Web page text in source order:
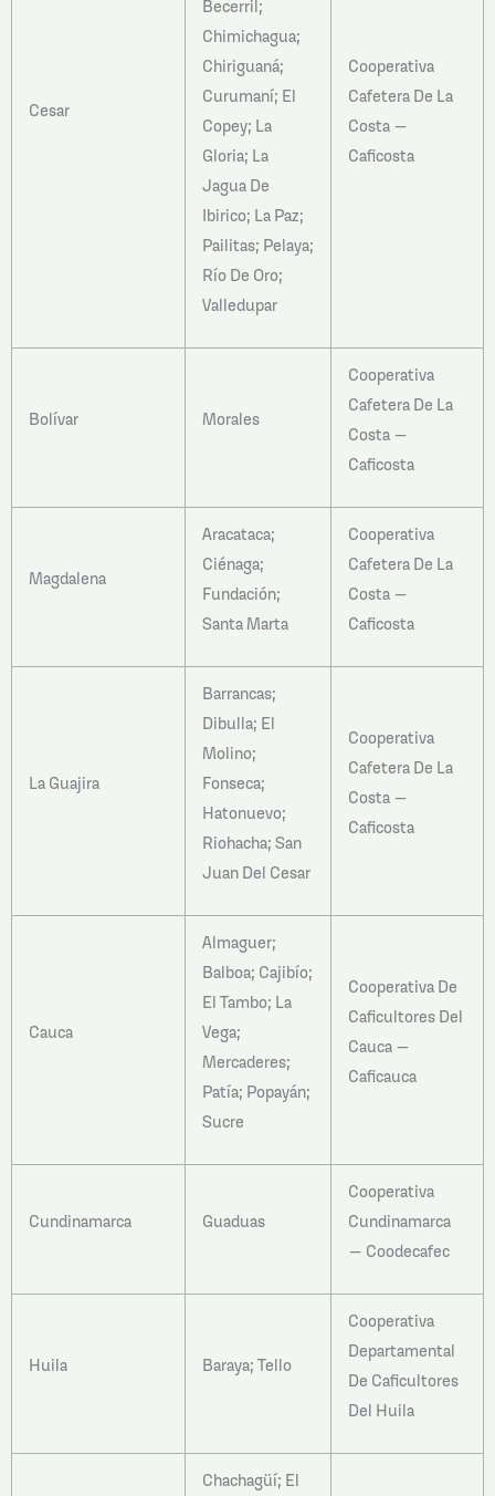
Cesar
Becerril;
Chimichagua;
Chiriguaná;
Curumaní; El
Copey; La
Gloria; La
Jagua De
Ibirico; La Paz;
Pailitas; Pelaya;
Río De Oro;
Valledupar
Cooperativa
Cafetera De La
Costa –
Caficosta
Bolívar Morales
Cooperativa
Cafetera De La
Costa –
Caficosta
Magdalena
Aracataca;
Ciénaga;
Fundación;
Santa Marta
Cooperativa
Cafetera De La
Costa –
Caficosta
La Guajira
Barrancas;
Dibulla; El
Molino;
Fonseca;
Hatonuevo;
Riohacha; San
Juan Del Cesar
Cooperativa
Cafetera De La
Costa –
Caficosta
Cauca
Almaguer;
Balboa; Cajibío;
El Tambo; La
Vega;
Mercaderes;
Patía; Popayán;
Sucre
Cooperativa De
Caficultores Del
Cauca –
Caficauca
Cundinamarca Guaduas
Cooperativa
Cundinamarca
– Coodecafec
Huila Baraya; Tello
Cooperativa
Departamental
De Caficultores
Del Huila
Chachagüí; El